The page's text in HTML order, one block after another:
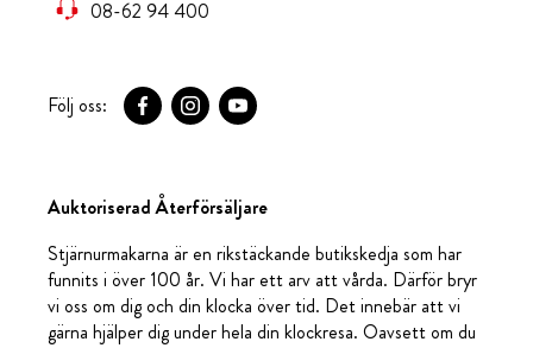
08-62 94 400
Följ oss:
Auktoriserad Återförsäljare
Stjärnurmakarna är en rikstäckande butikskedja som har
funnits i över 100 år. Vi har ett arv att vårda. Därför bryr
vi oss om dig och din klocka över tid. Det innebär att vi
gärna hjälper dig under hela din klockresa. Oavsett om du